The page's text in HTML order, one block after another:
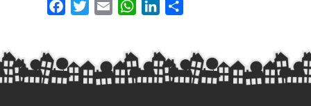
FacebookTwitterEmail WhatsApp
LinkedIn